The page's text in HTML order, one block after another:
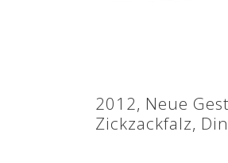
2012, Neue
Zickzackfalz,